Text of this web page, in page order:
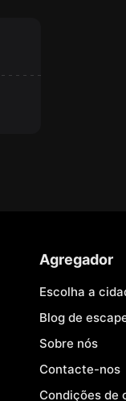
Agregador
Escolha a
Blog de
Sobre nós
Contacte-nos
Condições de